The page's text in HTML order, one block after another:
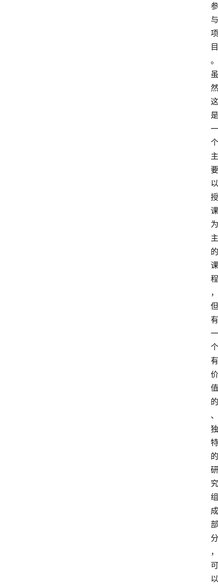
参
与
项
目
。
虽
然
这
是
一
个
主
要
以
授
课
为
主
的
课
程
，
但
有
一
个
有
价
值
的
、
独
特
的
研
究
组
成
部
分
，
可
以